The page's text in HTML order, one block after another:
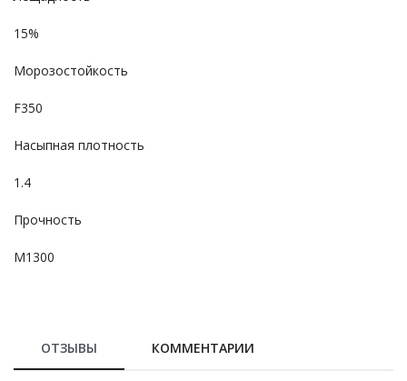
15%
Морозостойкость
F350
Насыпная плотность
1.4
Прочность
M1300
ОТЗЫВЫ КОММЕНТАРИИ